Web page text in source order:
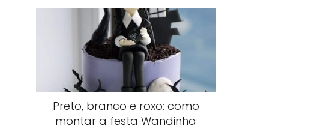
Preto, branco e roxo: como
montar a festa Wandinha